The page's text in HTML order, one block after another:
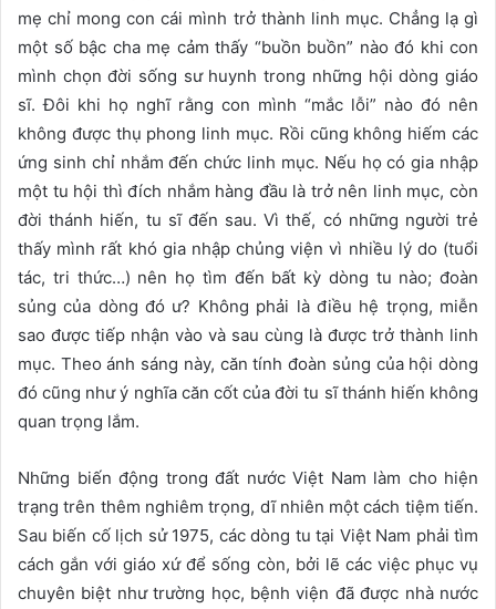
mẹ chỉ mong con cái mình trở thành linh mục. Chẳng lạ gì
một số bậc cha mẹ cảm thấy “buồn buồn” nào đó khi con
mình chọn đời sống sư huynh trong những hội dòng giáo
sĩ. Đôi khi họ nghĩ rằng con mình “mắc lỗi” nào đó nên
không được thụ phong linh mục. Rồi cũng không hiếm các
ứng sinh chỉ nhắm đến chức linh mục. Nếu họ có gia nhập
một tu hội thì đích nhắm hàng đầu là trở nên linh mục, còn
đời thánh hiến, tu sĩ đến sau. Vì thế, có những người trẻ
thấy mình rất khó gia nhập chủng viện vì nhiều lý do (tuổi
tác, tri thức…) nên họ tìm đến bất kỳ dòng tu nào; đoàn
sủng của dòng đó ư? Không phải là điều hệ trọng, miễn
sao được tiếp nhận vào và sau cùng là được trở thành linh
mục. Theo ánh sáng này, căn tính đoàn sủng của hội dòng
đó cũng như ý nghĩa căn cốt của đời tu sĩ thánh hiến không
quan trọng lắm.
Những biến động trong đất nước Việt Nam làm cho hiện
trạng trên thêm nghiêm trọng, dĩ nhiên một cách tiệm tiến.
Sau biến cố lịch sử 1975, các dòng tu tại Việt Nam phải tìm
cách gắn với giáo xứ để sống còn, bởi lẽ các việc phục vụ
chuyên biệt như trường học, bệnh viện đã được nhà nước